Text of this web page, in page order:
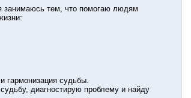
занимаюсь тем, что помогаю людям
гармонизация судьбы.
диагностирую проблему и найду